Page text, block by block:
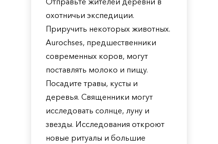
охотничьи экспедиции.
Приручить некоторых животных.
Aurochses, предшественники
современных коров, могут
поставлять молоко и пищу.
Посадите травы, кусты и
деревья. Священники могут
исследовать солнце, луну и
звезды. Исследования откроют
новые ритуалы и большие